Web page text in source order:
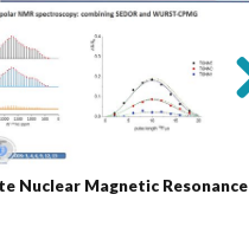
Nuclear Magnetic Resonance